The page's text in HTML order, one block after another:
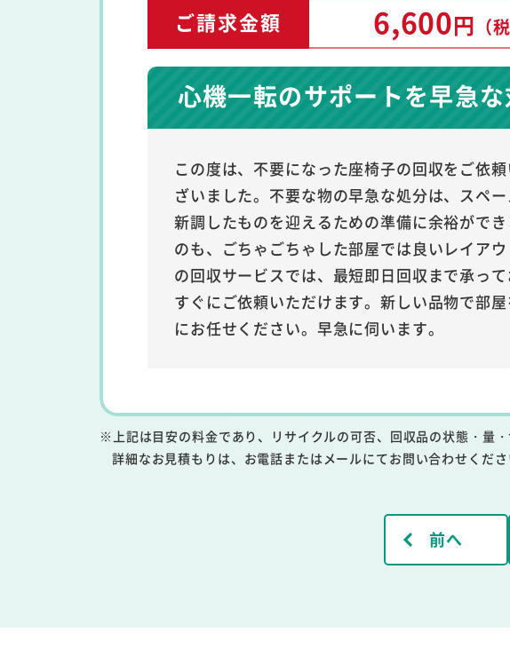
ご請求金額 6,600円 （
心機一転のサポートを早急
この度は、不要になった座椅子の回収をご依
ざいました。不要な物の早急な処分は、スペー
新調したものを迎えるための準備に余裕がで
のも、ごちゃごちゃした部屋では良いレイア
の回収サービスでは、最短即日回収まで承っ
すぐにご依頼いただけます。新しい品物で部
にお任せください。早急に伺います。
※上記は目安の料金であり、リサイクルの可否、回収品の状態・量
詳細なお見積もりは、お電話またはメールにてお問い合わせくださ
前へ